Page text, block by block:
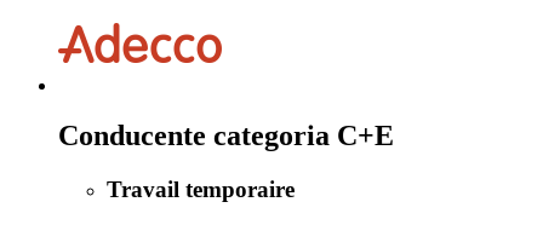
Conducente categoria C+E
Travail temporaire